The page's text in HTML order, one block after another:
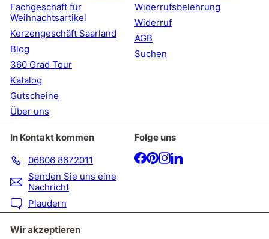
Fachgeschäft für
Weihnachtsartikel
Kerzengeschäft Saarland
Blog
360 Grad Tour
Katalog
Gutscheine
Über uns
Widerrufsbelehrung
Widerruf
AGB
Suchen
In Kontakt kommen
06806 8672011
Senden Sie uns eine
Nachricht
Plaudern
Folge uns
Facebook
Pinterest
Instagram
LinkedIn
Wir akzeptieren